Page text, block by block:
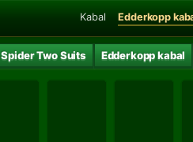
Kabal Edderkopp
Spider Two Suits Edderkopp kabal